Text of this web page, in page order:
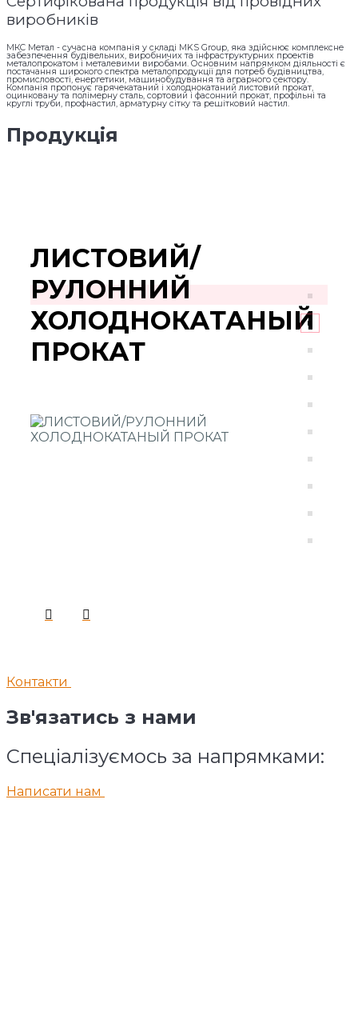
виробників
МКС Метал - сучасна компанія у складі MKS Group, яка здійснює комплексне
забезпечення будівельних, виробничих та інфраструктурних проектів
металопрокатом і металевими виробами. Основним напрямком діяльності є
постачання широкого спектра металопродукції для потреб будівництва,
промисловості, енергетики, машинобудування та аграрного сектору.
Компанія пропонує гарячекатаний і холоднокатаний листовий прокат,
оцинковану та полімерну сталь, сортовий і фасонний прокат, профільні та
круглі труби, профнастил, арматурну сітку та решітковий настил.
Продукція
ЛИСТОВИЙ/
РУЛОННИЙ
ХОЛОДНОКАТАНЫЙ
ПРОКАТ
Контакти
Зв'язатись з нами
Спеціалізуємось за напрямками:
Написати нам